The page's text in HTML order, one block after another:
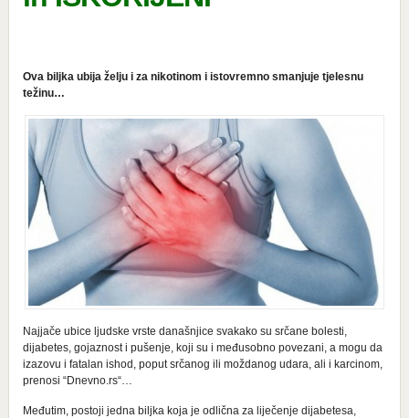
Ova biljka ubija želju i za nikotinom i istovremno smanjuje tjelesnu
težinu…
Najjače ubice ljudske vrste današnjice svakako su srčane bolesti,
dijabetes, gojaznost i pušenje, koji su i međusobno povezani, a mogu da
izazovu i fatalan ishod, poput srčanog ili moždanog udara, ali i karcinom,
prenosi “Dnevno.rs“…
Međutim, postoji jedna biljka koja je odlična za liječenje dijabetesa,